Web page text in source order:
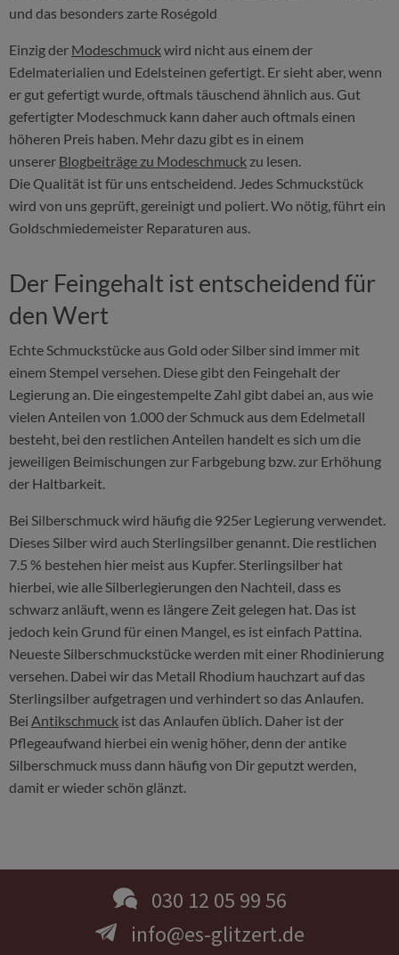
und das besonders zarte Roségold
Einzig der Modeschmuckwird nicht aus einem der
Edelmaterialien und Edelsteinen gefertigt. Er sieht aber, wenn
er gut gefertigt wurde, oftmals täuschend ähnlich aus. Gut
gefertigter Modeschmuck kann daher auch oftmals einen
höheren Preis haben. Mehr dazu gibt es in einem
unserer Blogbeiträge zu Modeschmuck zu lesen.
Die Qualität ist für uns entscheidend. Jedes Schmuckstück
wird von uns geprüft, gereinigt und poliert. Wo nötig, führt ein
Goldschmiedemeister Reparaturen aus.
Der Feingehalt ist entscheidend für
den Wert
Echte Schmuckstücke aus Gold oder Silber sind immer mit
einem Stempel versehen. Diese gibt den Feingehalt der
Legierung an. Die eingestempelte Zahl gibt dabei an, aus wie
vielen Anteilen von 1.000 der Schmuck aus dem Edelmetall
besteht, bei den restlichen Anteilen handelt es sich um die
jeweiligen Beimischungen zur Farbgebung bzw. zur Erhöhung
der Haltbarkeit.
Bei Silberschmuck wird häufig die 925er Legierung verwendet.
Dieses Silber wird auch Sterlingsilber genannt. Die restlichen
7.5 % bestehen hier meist aus Kupfer. Sterlingsilber hat
hierbei, wie alle Silberlegierungen den Nachteil, dass es
schwarz anläuft, wenn es längere Zeit gelegen hat. Das ist
jedoch kein Grund für einen Mangel, es ist einfach Pattina.
Neueste Silberschmuckstücke werden mit einer Rhodinierung
versehen. Dabei wir das Metall Rhodium hauchzart auf das
Sterlingsilber aufgetragen und verhindert so das Anlaufen.
Bei Antikschmuck ist das Anlaufen üblich. Daher ist der
Pflegeaufwand hierbei ein wenig höher, denn der antike
Silberschmuck muss dann häufig von Dir geputzt werden,
damit er wieder schön glänzt.
030 12 05 99 56
info@es-glitzert.de